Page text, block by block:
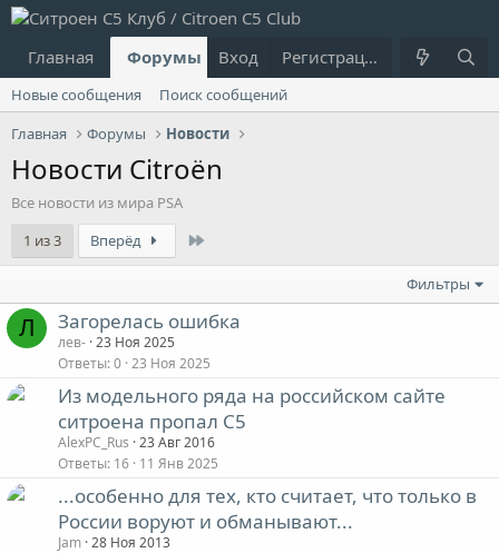
Главная Форумы Что нового?
Вход Регистрация
Новые сообщения
Поиск сообщений
Главная
Форумы Новости
Новости Citroёn
Все новости из мира PSA
1 из 3
Вперёд
Фильтры
Л Загорелась ошибка
лев- 23 Ноя 2025
Ответы 0 23 Ноя 2025
Из модельного ряда на российском сайте
ситроена пропал С5
AlexPC_Rus 23 Авг 2016
Ответы 16 11 Янв 2025
...особенно для тех, кто считает, что только в
России воруют и обманывают...
Jam 28 Ноя 2013